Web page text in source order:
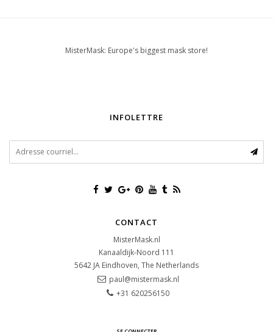
MisterMask: Europe's biggest mask store!
INFOLETTRE
CONTACT
MisterMask.nl
Kanaaldijk-Noord 111
5642 JA Eindhoven, The Netherlands
paul@mistermask.nl
+31 620256150